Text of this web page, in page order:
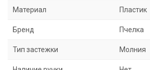
Материал Пластик
Бренд Пчелка
Тип застежки Молния